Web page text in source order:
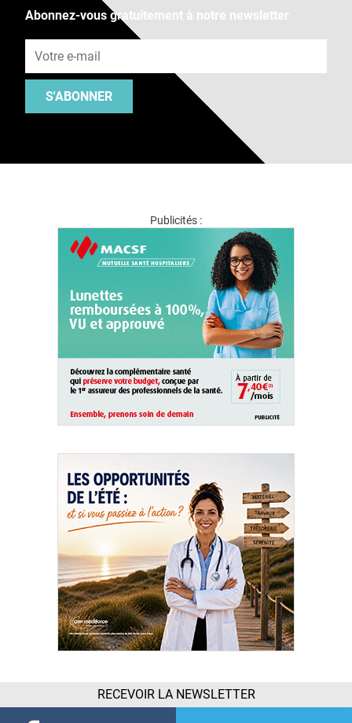
Abonnez-vous gratuitement à notre newsletter
S'ABONNER
Publicités :
RECEVOIR LA NEWSLETTER